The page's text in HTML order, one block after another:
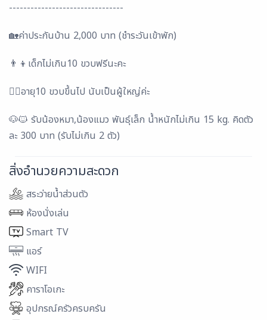
--------------------------------
🏡ค่าประกันบ้าน 2,000 บาท (ชำระวันเข้าพัก)
👨‍👦เด็กไม่เกิน10 ขวบฟรีนะคะ
🧍‍♂️อายุ10 ขวบขึ้นไป นับเป็นผู้ใหญ่ค่ะ
🐶🐱 รับน้องหมา,น้องแมว พันธุ์เล็ก น้ำหนักไม่เกิน 15 kg. คิดตัว
ละ 300 บาท (รับไม่เกิน 2 ตัว)
สิ่งอำนวยความสะดวก
สระว่ายน้ำส่วนตัว
ห้องนั่งเล่น
Smart TV
แอร์
WIFI
คาราโอเกะ
อุปกรณ์ครัวครบครัน